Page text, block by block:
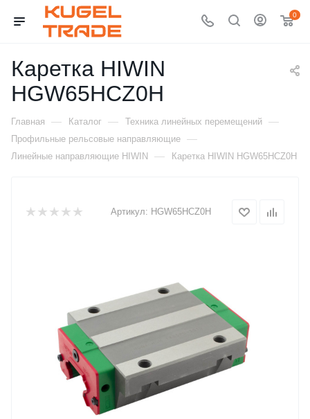
0
Каретка HIWIN
HGW65HCZ0H
Главная — Каталог — Техника линейных перемещений —
Профильные рельсовые направляющие —
Линейные направляющие HIWIN — Каретка HIWIN HGW65HCZ0H
Артикул: HGW65HCZ0H